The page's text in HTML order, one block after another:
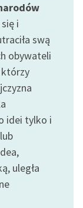
i
swą
obywateli
którzy
idei tylko i
uległa